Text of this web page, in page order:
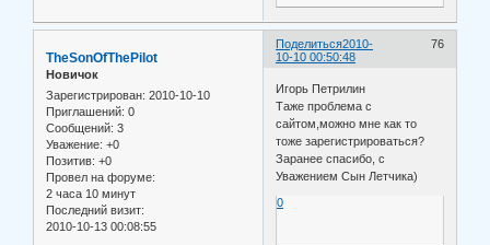
Поделиться 76
2010-
10-10 00:50:48
TheSonOfThePilot
Новичок
Зарегистрирован: 2010-10-10
Приглашений: 0
Сообщений: 3
Уважение: +0
Позитив: +0
Провел на форуме:
2 часа 10 минут
Последний визит:
2010-10-13 00:08:55
Игорь Петрилин
Таже проблема с
сайтом,можно мне как то
тоже зарегистрироваться?
Заранее спасибо, с
Уважением Сын Летчика)
0